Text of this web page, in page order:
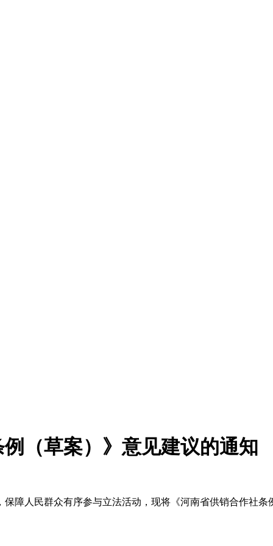
（草案）》意见建议的通知
人民群众有序参与立法活动，现将《河南省供销合作社条